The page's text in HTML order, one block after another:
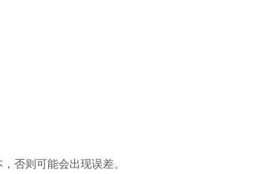
否则可能会出现误差。